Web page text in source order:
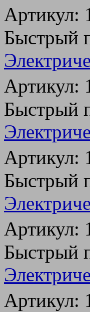
Артикул:
Быстрый
Артикул:
Быстрый
Артикул:
Быстрый
Артикул:
Быстрый
Артикул: